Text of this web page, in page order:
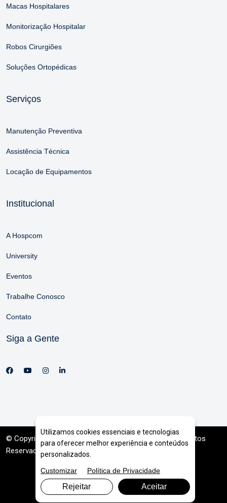
Macas Hospitalares
Monitorização Hospitalar
Robos Cirurgiões
Soluções Ortopédicas
Serviços
Manutenção Preventiva
Assistência Técnica
Locação de Equipamentos
Institucional
A Hospcom
University
Eventos
Trabalhe Conosco
Contato
Siga a Gente
© Copyright 2026. DIVIA Marketing Digital . Todos os Direitos
Reservados
Utilizamos cookies essenciais e tecnologias
para oferecer melhor experiência e conteúdos
personalizados.
Customizar
Política de Privacidade
Rejeitar Aceitar